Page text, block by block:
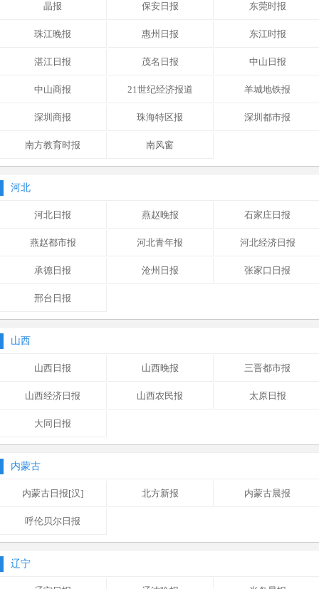
晶报 保安日报 东莞时报
珠江晚报 惠州日报 东江时报
湛江日报 茂名日报 中山日报
中山商报 21世纪经济报道 羊城地铁报
深圳商报 珠海特区报 深圳都市报
南方教育时报 南风窗
河北
河北日报 燕赵晚报 石家庄日报
燕赵都市报 河北青年报 河北经济日报
承德日报 沧州日报 张家口日报
邢台日报
山西
山西日报 山西晚报 三晋都市报
山西经济日报 山西农民报 太原日报
大同日报
内蒙古
内蒙古日报[汉] 北方新报 内蒙古晨报
呼伦贝尔日报
辽宁